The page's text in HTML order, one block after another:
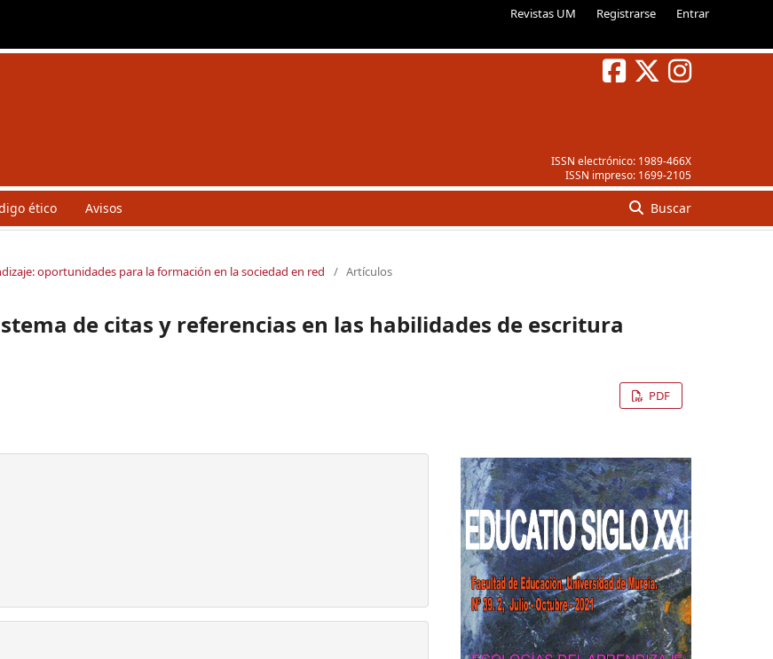
Revistas UM Registrarse Entrar
ISSN electrónico: 1989-466X
ISSN impreso: 1699-2105
ético Avisos Buscar
oportunidades para la formación en la sociedad en red / Artículos
de citas y referencias en las habilidades de escritura
PDF